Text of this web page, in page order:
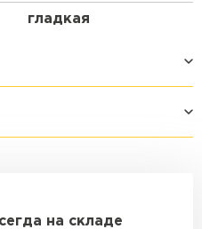
гладкая
на складе